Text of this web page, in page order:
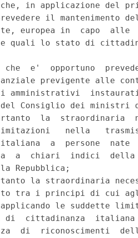
in applicazione del
il mantenimento
europea in  capo
quali lo stato di
che  e'  opportuno
previgente alle
amministrativi
del Consiglio dei ministri
la  straordinaria
nella
italiana  a  persone
a  chiari  indici
Repubblica;
la straordinaria
tra i principi di cui
applicando le suddette
di  cittadinanza
di  riconoscimenti